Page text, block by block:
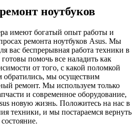
ноутбуков
имеют богатый опыт работы и
ремонта ноутбуков Asus. Мы
вас беспрерывная работа техники в
помочь все наладить как
от того, с какой поломкой
обратились, мы осуществим
ремонт. Мы используем только
и современное оборудование,
новую жизнь. Положитесь на нас в
техники, и мы постараемся вернуть